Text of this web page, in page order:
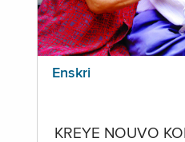
Enskri
KREYE NOUVO